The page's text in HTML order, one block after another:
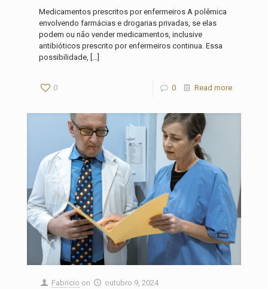
Medicamentos prescritos por enfermeiros A polêmica
envolvendo farmácias e drogarias privadas, se elas
podem ou não vender medicamentos, inclusive
antibióticos prescrito por enfermeiros continua. Essa
possibilidade, […]
0 0 Read more
Fabricio on outubro 9, 2024